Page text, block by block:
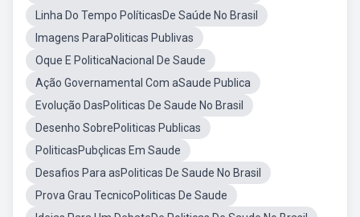
Linha Do Tempo PolíticasDe Saúde No Brasil
Imagens ParaPoliticas Publivas
Oque E PoliticaNacional De Saude
Ação Governamental Com aSaude Publica
Evolução DasPoliticas De Saude No Brasil
Desenho SobrePoliticas Publicas
PoliticasPubçlicas Em Saude
Desafios Para asPoliticas De Saude No Brasil
Prova Grau TecnicoPoliticas De Saude